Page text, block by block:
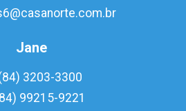
Jane
3203-3300
99215-9221